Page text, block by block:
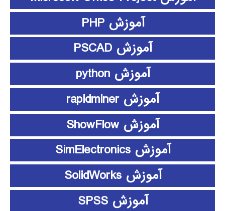
آموزش PHP
آموزش PSCAD
آموزش python
آموزش rapidminer
آموزش ShowFlow
آموزش SimElectronics
آموزش SolidWorks
آموزش SPSS